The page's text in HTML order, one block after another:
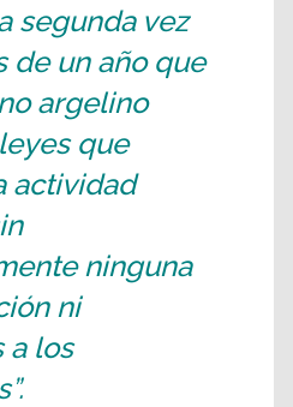
segunda vez
de un año que
argelino
que
actividad
ninguna
ni
a los